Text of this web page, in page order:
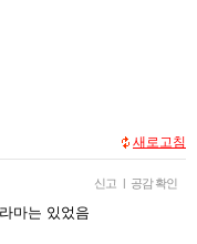
새로고침
신고 | 공감 확인
마는 있었음